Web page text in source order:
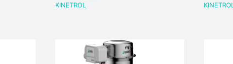
KINETROL
KINETROL